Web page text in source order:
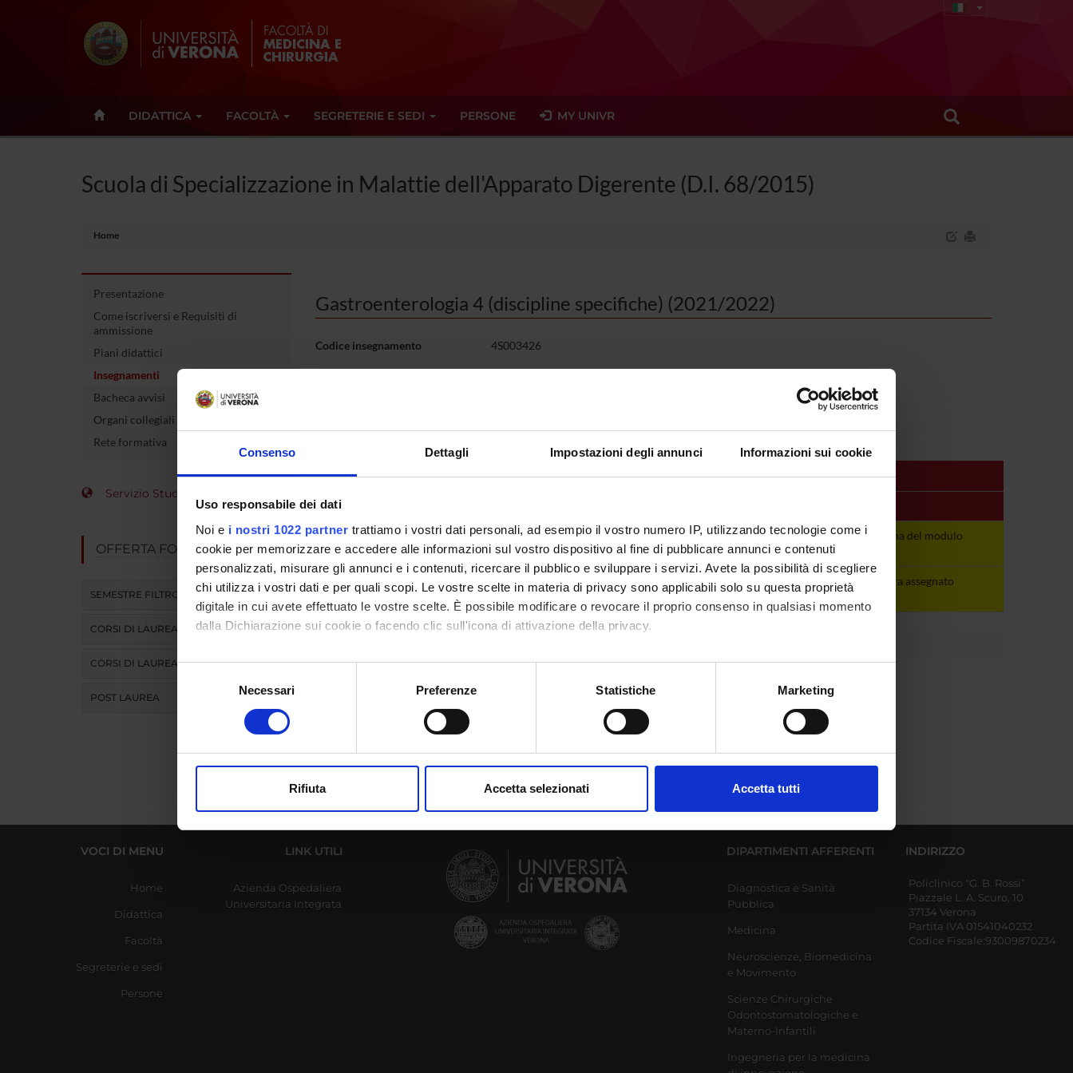
Consenso Dettagli Impostazioni degli annunci Informazioni sui cookie
Uso responsabile dei dati
Noi e i nostri 1022 partner trattiamo i vostri dati personali, ad esempio il vostro numero IP, utilizzando tecnologie come i
cookie per memorizzare e accedere alle informazioni sul vostro dispositivo al fine di pubblicare annunci e contenuti
personalizzati, misurare gli annunci e i contenuti, ricercare il pubblico e sviluppare i servizi. Avete la possibilità di scegliere
chi utilizza i vostri dati e per quali scopi. Le vostre scelte in materia di privacy sono applicabili solo su questa proprietà
digitale in cui avete effettuato le vostre scelte. È possibile modificare o revocare il proprio consenso in qualsiasi momento
dalla Dichiarazione sui cookie o facendo clic sull'icona di attivazione della privacy.
Con il tuo consenso, vorremmo anche:
raccogliere informazioni sulla tua posizione geografica, con un'approssimazione di qualche metro,
digitali).
modificare o ritirare il tuo consenso in qualsiasi momento dalla Dichiarazione sui cookie.
che hanno raccolto dal tuo utilizzo dei loro servizi.
Selezione
Necessari Preferenze Statistiche Marketing
Rifiuta Accetta selezionati Accetta tutti
DIDATTICA FACOLTÀ SEGRETERIE E SEDI PERSONE MY UNIVR
Scuola di Specializzazione in Malattie dell'Apparato Digerente (D.I. 68/2015)
Home
Presentazione
Come iscriversi e Requisiti di
ammissione
Piani didattici
Insegnamenti
Bacheca avvisi
Organi collegiali e di governo
Rete formativa
Servizio Studenti Internazionali
OFFERTA FORMATIVA
SEMESTRE FILTRO
CORSI DI LAUREA
CORSI DI LAUREA MAGISTRALE
POST LAUREA
Gastroenterologia 4 (discipline specifiche) (2021/2022)
Codice insegnamento 4S003426
L'insegnamento è organizzato come segue:
Modulo
DIDATTICA FRONTALE 10
MED/12-
GASTROENTEROLOGIA
Vedi pagina del
modulo
Vedi pagina del modulo
ATTIVITA' PRATICA
MED/12-
GASTROENTEROLOGIA
Annuale Scuole
Specialità
non ancora assegnato
Vedi la bibliografia dell'insegnamento
VOCI DI MENU
Home
Didattica
Facoltà
Segreterie e sedi
Persone
LINK UTILI
Azienda Ospedaliera
Universitaria Integrata
DIPARTIMENTI AFFERENTI
Diagnostica e Sanità
Pubblica
Medicina
Neuroscienze, Biomedicina
e Movimento
Scienze Chirurgiche
Odontostomatologiche e
Materno-Infantili
Ingegneria per la medicina
INDIRIZZO
Policlinico “G. B. Rossi”
Piazzale L. A. Scuro, 10
37134 Verona
Partita IVA 01541040232
Codice Fiscale:93009870234